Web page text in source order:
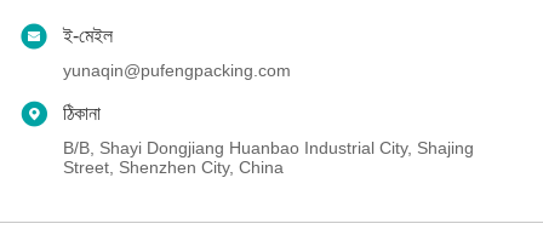
ই-মেইল
yunaqin@pufengpacking.com
ঠিকানা
B/B, Shayi Dongjiang Huanbao Industrial City, Shajing
Street, Shenzhen City, China